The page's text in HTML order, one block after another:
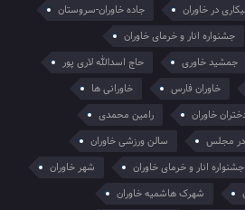
در خاوران
جاده خاوران-سروستان
جشنواره انار و خرمای خاوران
جمشید خاوری
حاج اسدالله لاری پور
خاوران فارس
خاورانی ها
خاوران
رامین محمدی
در مجلس
سالن ورزشی خاوران
انار و خرمای خاوران
شهر خاوران
شهرک هاشمیه خاوران